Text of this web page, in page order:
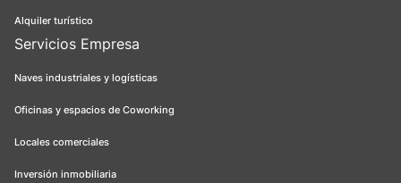
Alquiler turístico
Servicios Empresa
Naves industriales y logísticas
Oficinas y espacios de Coworking
Locales comerciales
Inversión inmobiliaria